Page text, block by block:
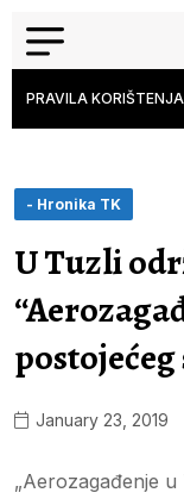
PRAVILA KORIŠTENJA
- Hronika TK
U Tuzli
postojećeg
January 23, 2019
„Aerozagađenje u